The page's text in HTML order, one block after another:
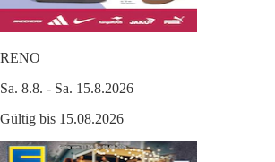
RENO
Sa. 8.8. - Sa. 15.8.2026
Gültig bis 15.08.2026